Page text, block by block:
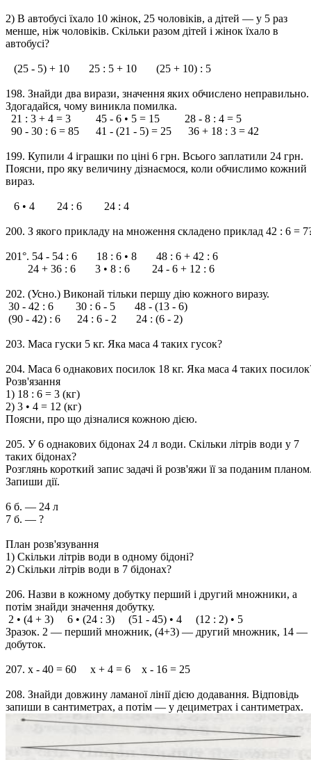
2) В автобусі їхало 10 жінок, 25 чоловіків, а дітей — у 5 раз
менше, ніж чоловіків. Скільки разом дітей і жінок їхало в
автобусі?
(25 - 5) + 10 25 : 5 + 10 (25 + 10) : 5
198. Знайди два вирази, значення яких обчислено неправильно.
Здогадайся, чому виникла помилка.
21 : 3 + 4 = 3 45 - 6 • 5 = 15 28 - 8 : 4 = 5
90 - 30 : 6 = 85 41 - (21 - 5) = 25 36 + 18 : 3 = 42
199. Купили 4 іграшки по ціні 6 грн. Всього заплатили 24 грн.
Поясни, про яку величину дізнаємося, коли обчислимо кожний
вираз.
6 • 4 24 : 6 24 : 4
200. З якого прикладу на множення складено приклад 42 : 6 =
201°. 54 - 54 : 6 18 : 6 • 8 48 : 6 + 42 : 6
24 + 36 : 6 3 • 8 : 6 24 - 6 + 12 : 6
202. (Усно.) Виконай тільки першу дію кожного виразу.
30 - 42 : 6 30 : 6 - 5 48 - (13 - 6)
(90 - 42) : 6 24 : 6 - 2 24 : (6 - 2)
203. Маса гуски 5 кг. Яка маса 4 таких гусок?
204. Маса 6 однакових посилок 18 кг. Яка маса 4 таких
Розв'язання
1) 18 : 6 = 3 (кг)
2) 3 • 4 = 12 (кг)
Поясни, про що дізналися кожною дією.
205. У 6 однакових бідонах 24 л води. Скільки літрів води у 7
таких бідонах?
Розглянь короткий запис задачі й розв'яжи її за поданим
Запиши дії.
6 б. — 24 л
7 б. — ?
План розв'язування
1) Скільки літрів води в одному бідоні?
2) Скільки літрів води в 7 бідонах?
206. Назви в кожному добутку перший і другий множники, а
потім знайди значення добутку.
2 • (4 + 3) 6 • (24 : 3) (51 - 45) • 4 (12 : 2) • 5
Зразок. 2 — перший множник, (4+3) — другий множник, 14 —
добуток.
207. х - 40 = 60 х + 4 = 6 х - 16 = 25
208. Знайди довжину ламаної лінії дією додавання. Відповідь
запиши в сантиметрах, а потім — у дециметрах і сантиметрах.